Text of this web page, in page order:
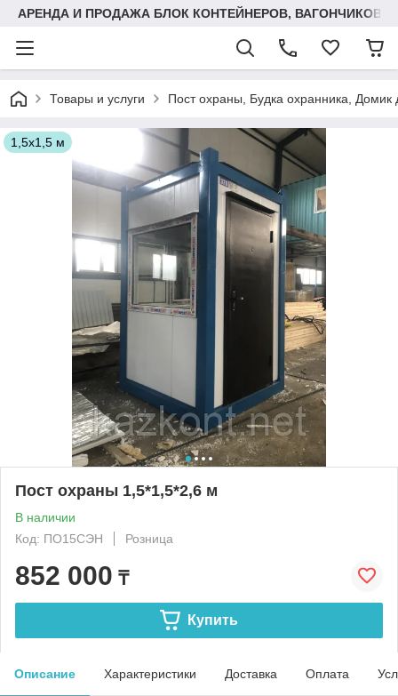
АРЕНДА И ПРОДАЖА БЛОК КОНТЕЙНЕРОВ, ВАГОНЧИКОВ,
Товары и услуги Пост охраны, Будка охранника, Домик
1,5х1,5 м
Пост охраны 1,5*1,5*2,6 м
В наличии
Код: ПО15СЭН
Розница
852 000 ₸
Купить
Описание Характеристики Доставка Оплата